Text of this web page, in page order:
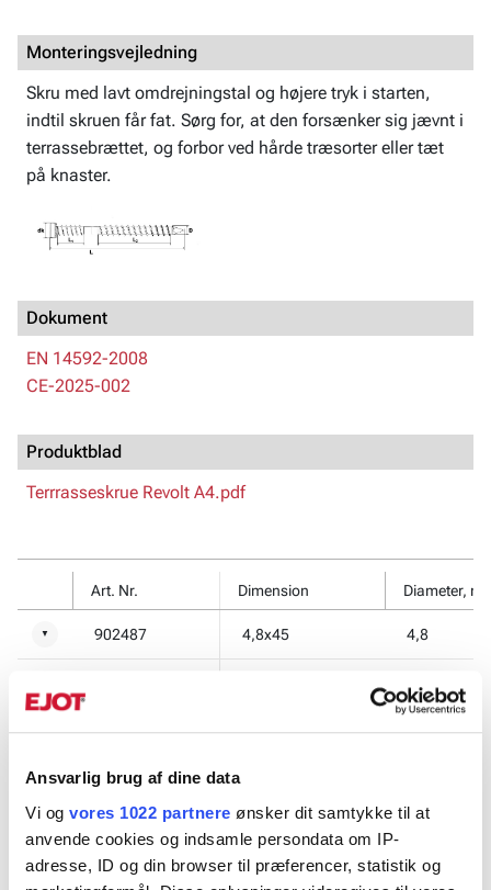
Ansvarlig brug af dine data
Vi og vores 1022 partnere ønsker dit samtykke til at
anvende cookies og indsamle persondata om IP-
adresse, ID og din browser til præferencer, statistik og
Monteringsvejledning
Skru med lavt omdrejningstal og højere tryk i starten,
indtil skruen får fat. Sørg for, at den forsænker sig jævnt i
terrassebrættet, og forbor ved hårde træsorter eller tæt
på knaster.
Dokument
EN 14592-2008
CE-2025-002
Produktblad
Terrrasseskrue Revolt A4.pdf
Art. Nr. Dimension Diameter,
▼ 902487 4,8x45 4,8
4,8
▼ 902488 4,8x57 4,8
▼ 9024881
902489 4,8x75
902489HNK 4,8x75 4,8